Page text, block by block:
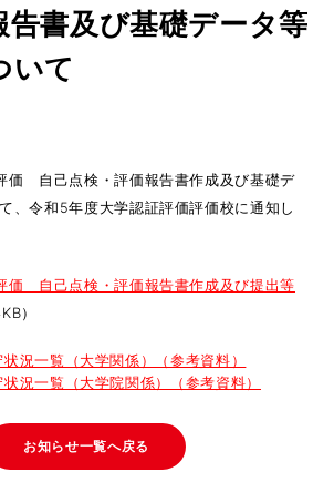
告書及び基礎データ等
いて
価 自己点検・評価報告書作成及び基礎デ
、令和5年度大学認証評価評価校に通知し
価 自己点検・評価報告書作成及び提出等
）
況一覧（大学関係）（参考資料）
況一覧（大学院関係）（参考資料）
お知らせ一覧へ戻る